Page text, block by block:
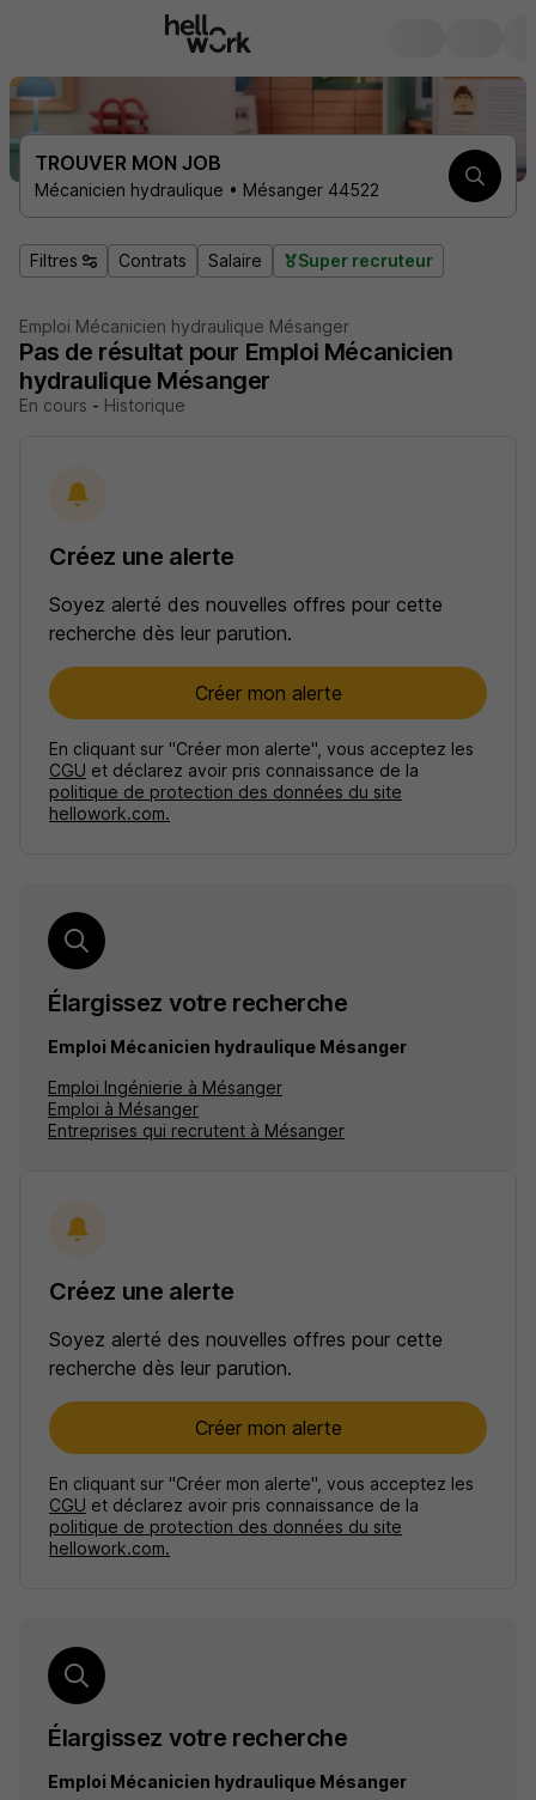
TROUVER MON JOB
Mécanicien hydraulique • Mésanger 44522
Filtres Contrats Salaire Super recruteur
Emploi Mécanicien hydraulique Mésanger
Pas de résultat pour Emploi Mécanicien
hydraulique Mésanger
En cours - Historique
Créez une alerte
Soyez alerté des nouvelles offres pour cette
recherche dès leur parution.
Créer mon alerte
En cliquant sur "Créer mon alerte", vous acceptez les
CGU et déclarez avoir pris connaissance de la
politique de protection des données du site
hellowork.com.
Élargissez votre recherche
Emploi Mécanicien hydraulique Mésanger
Emploi Ingénierie à Mésanger
Emploi à Mésanger
Entreprises qui recrutent à Mésanger
Créez une alerte
Soyez alerté des nouvelles offres pour cette
recherche dès leur parution.
Créer mon alerte
En cliquant sur "Créer mon alerte", vous acceptez les
CGU et déclarez avoir pris connaissance de la
politique de protection des données du site
hellowork.com.
Élargissez votre recherche
Emploi Mécanicien hydraulique Mésanger